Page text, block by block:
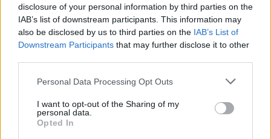
disclosure of your personal information by third parties on the
IAB’s list of downstream participants. This information may
also be disclosed by us to third parties on the IAB’s List of
Downstream Participants that may further disclose it to other
Personal Data Processing Opt Outs
I want to opt-out of the Sharing of my
personal data.
Opted In